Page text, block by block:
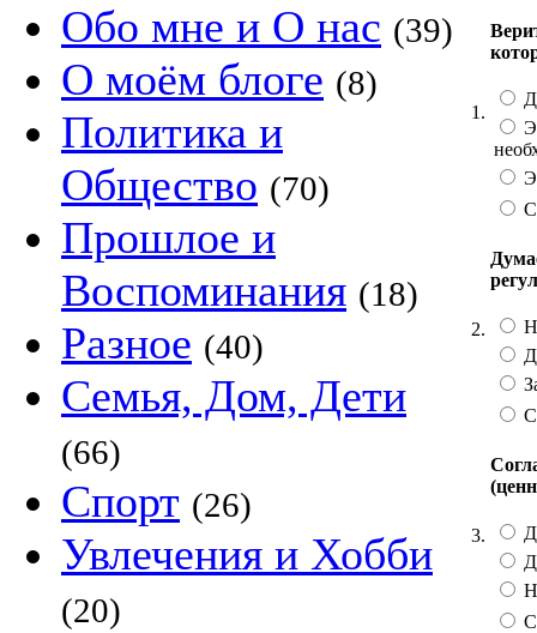
Обо мне и О нас (39)
О моём блоге (8)
Политика и
Общество (70)
Прошлое и
Воспоминания (18)
Разное (40)
Семья, Дом, Дети
(66)
Спорт (26)
Увлечения и Хобби
(20)
1.
2.
3.